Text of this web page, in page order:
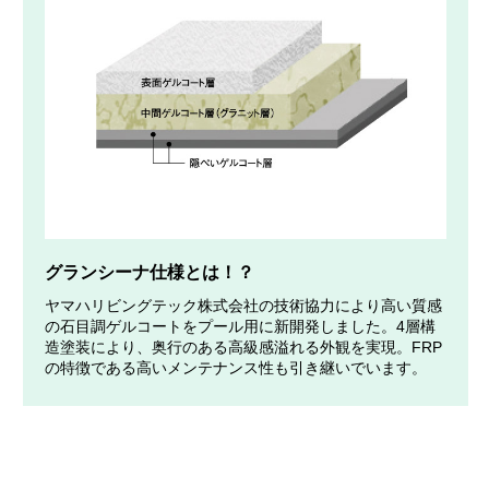
グランシーナ仕様とは！？
ヤマハリビングテック株式会社の技術協力により高い質感
の石目調ゲルコートをプール用に新開発しました。4層構
造塗装により、奥行のある高級感溢れる外観を実現。FRP
の特徴である高いメンテナンス性も引き継いでいます。